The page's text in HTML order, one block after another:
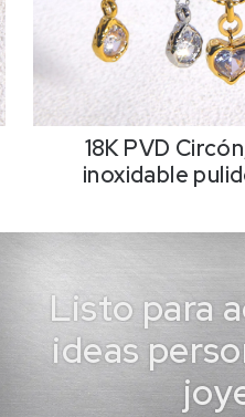
18K PVD
inoxidable
Listo para
ideas